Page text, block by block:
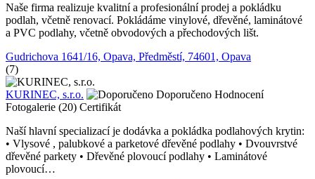
Naše firma realizuje kvalitní a profesionální prodej a pokládku
podlah, včetně renovací. Pokládáme vinylové, dřevěné, laminátové
a PVC podlahy, včetně obvodových a přechodových lišt.
Gudrichova 1641/16, Opava, Předměstí, 74601, Opava
(7)
KURINEC, s.r.o. Doporučeno Hodnocení
Fotogalerie (20) Certifikát
Naší hlavní specializací je dodávka a pokládka podlahových krytin:
• Vlysové , palubkové a parketové dřevěné podlahy • Dvouvrstvé
dřevěné parkety • Dřevěné plovoucí podlahy • Laminátové
plovoucí…